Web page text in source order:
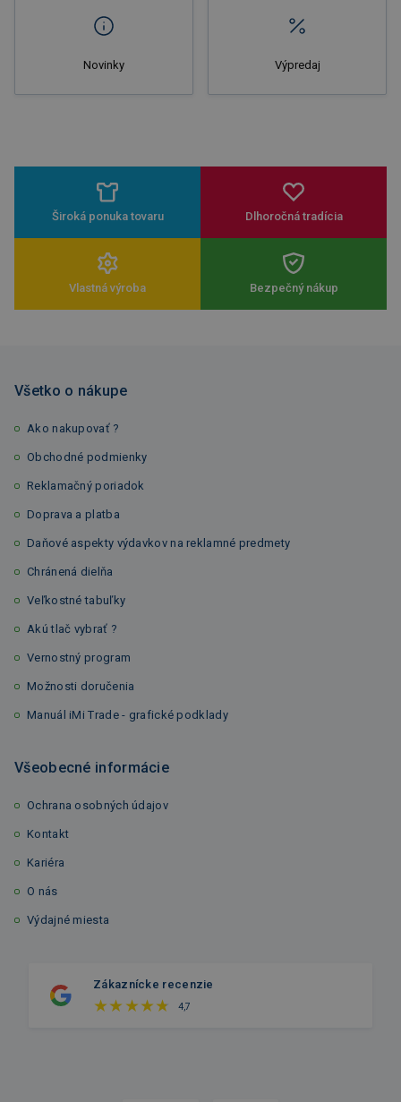
Novinky Výpredaj
Široká ponuka tovaru Dlhoročná tradícia
Vlastná výroba Bezpečný nákup
Všetko o nákupe
Ako nakupovať ?
Obchodné podmienky
Reklamačný poriadok
Doprava a platba
Daňové aspekty výdavkov na reklamné predmety
Chránená dielňa
Veľkostné tabuľky
Akú tlač vybrať ?
Vernostný program
Možnosti doručenia
Manuál iMi Trade - grafické podklady
Všeobecné informácie
Ochrana osobných údajov
Kontakt
Kariéra
O nás
Výdajné miesta
Zákaznícke recenzie
4,7